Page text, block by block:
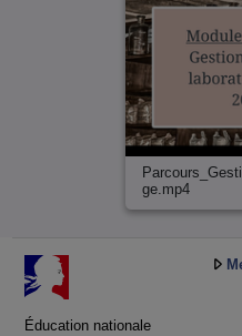
ge.mp4
Éducation nationale